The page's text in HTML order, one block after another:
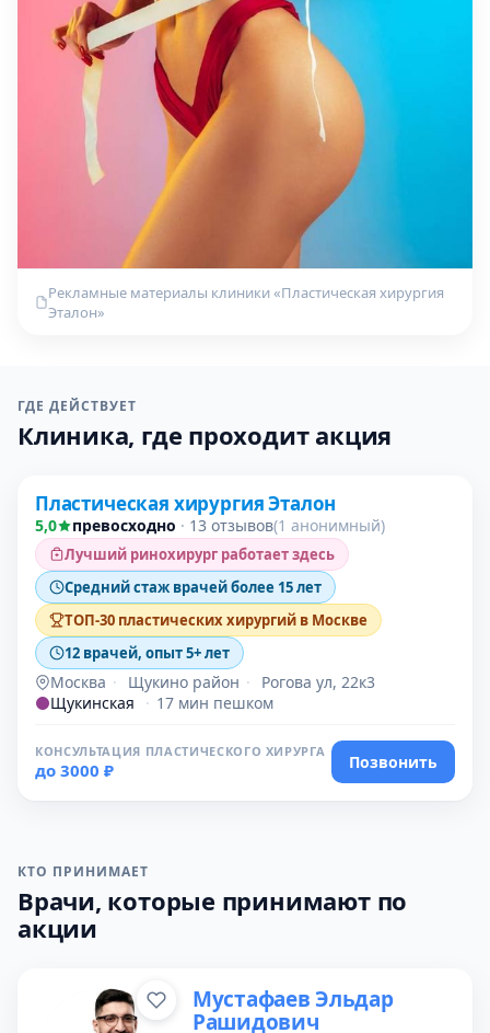
Рекламные материалы клиники «Пластическая хирургия
Эталон»
ГДЕ ДЕЙСТВУЕТ
Клиника, где проходит акция
Проверено
Пластическая хирургия Эталон
5,0 превосходно · 13 отзывов(1 анонимный)
Лучший ринохирург работает здесь
Средний стаж врачей более 15 лет
ТОП-30 пластических хирургий в Москве
12 врачей, опыт 5+ лет
Москва · Щукино район ·
Рогова ул, 22к3
Щукинская
· 17 мин пешком
КОНСУЛЬТАЦИЯ ПЛАСТИЧЕСКОГО ХИРУРГА
до 3000 ₽ Позвонить
КТО ПРИНИМАЕТ
Врачи, которые принимают по
акции
Мустафаев Эльдар
Рашидович